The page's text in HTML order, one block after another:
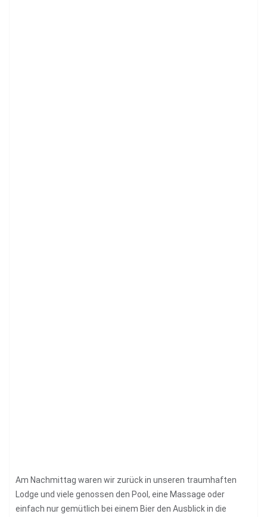
Am Nachmittag waren wir zurück in unseren traumhaften
Lodge und viele genossen den Pool, eine Massage oder
einfach nur gemütlich bei einem Bier den Ausblick in die